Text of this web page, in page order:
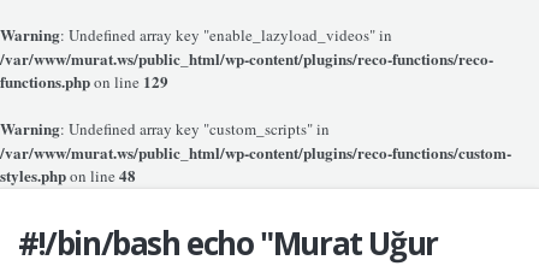
Warning: Undefined array key "enable_lazyload_videos" in
/var/www/murat.ws/public_html/wp-content/plugins/reco-functions/reco-
functions.phpon line 129
Warning: Undefined array key "custom_scripts" in
/var/www/murat.ws/public_html/wp-content/plugins/reco-functions/custom-
styles.phpon line 48
#!/bin/bash echo "Murat Uğur